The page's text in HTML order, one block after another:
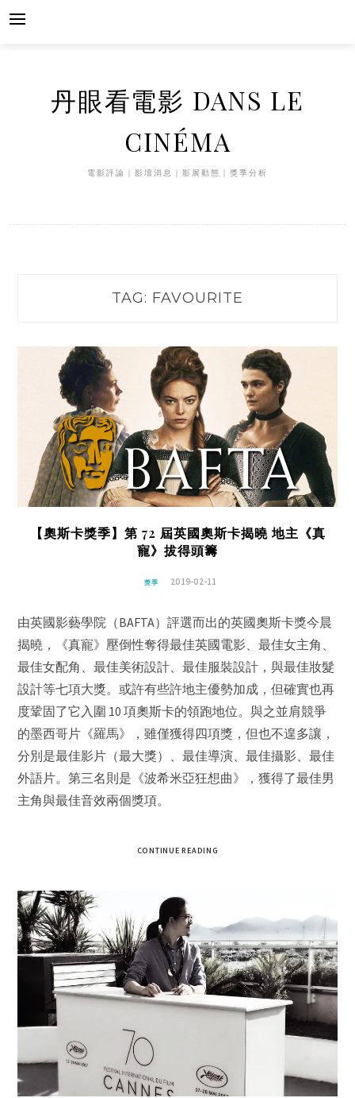
Skip
丹眼看電影 DANS LE
CINÉMA
電影評論｜影壇消息｜影展動態｜獎季分析
TAG: FAVOURITE
【奧斯卡獎季】第 72 屆英國奧斯卡揭曉 地主《真
寵》拔得頭籌
獎季 2019-02-11
由英國影藝學院（BAFTA）評選而出的英國奧斯卡獎今晨
揭曉，《真寵》壓倒性奪得最佳英國電影、最佳女主角、
最佳女配角、最佳美術設計、最佳服裝設計，與最佳妝髮
設計等七項大獎。或許有些許地主優勢加成，但確實也再
度鞏固了它入圍 10 項奧斯卡的領跑地位。與之並肩競爭
的墨西哥片《羅馬》，雖僅獲得四項獎，但也不遑多讓，
分別是最佳影片（最大獎）、最佳導演、最佳攝影、最佳
外語片。第三名則是《波希米亞狂想曲》，獲得了最佳男
主角與最佳音效兩個獎項。
CONTINUE READING